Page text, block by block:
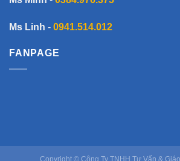
Ms Linh - 0941.514.012
FANPAGE
Copyright © Công Ty TNHH Tư Vấn &